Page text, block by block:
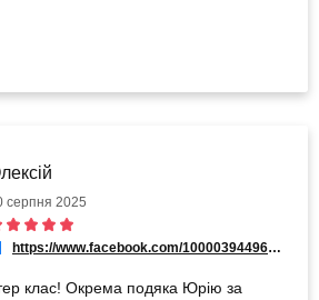
серпня 2025
https://www.facebook.com/100003944964057
клас! Окрема подяка Юрію за